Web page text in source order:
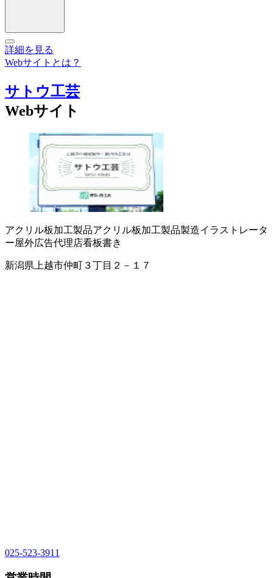
詳細を見る
Webサイトとは？
サトウ工芸
Webサイト
アクリル板加工製品アクリル板加工製品製造イラストレータ
ー屋外広告代理店看板書き
新潟県上越市仲町３丁目２－１７
025-523-3911